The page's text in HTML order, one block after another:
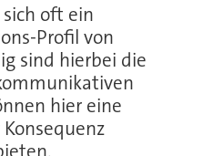
oft ein
Profil von
sind hierbei die
hier eine